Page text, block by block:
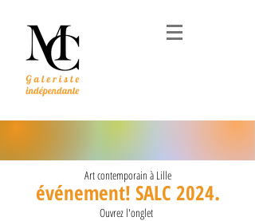
Art contemporain à Lille
événement! SALC 2024.
Ouvrez l'onglet